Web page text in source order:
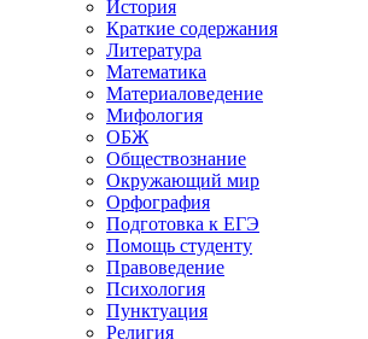
История
Краткие содержания
Литература
Математика
Материаловедение
Мифология
ОБЖ
Обществознание
Окружающий мир
Орфография
Подготовка к ЕГЭ
Помощь студенту
Правоведение
Психология
Пунктуация
Религия